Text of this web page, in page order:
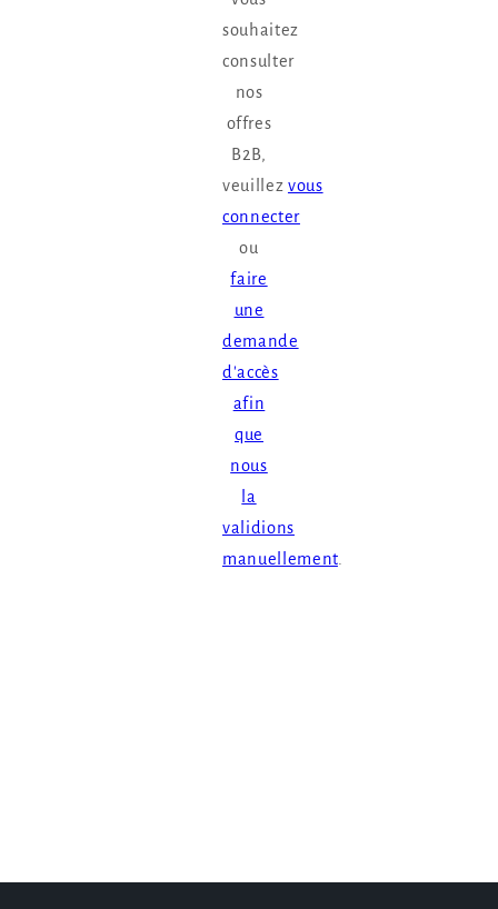
souhaitez
consulter
nos
offres
B2B,
veuillez vous
connecter
ou
faire
une
demande
d'accès
afin
que
nous
la
validions
manuellement.